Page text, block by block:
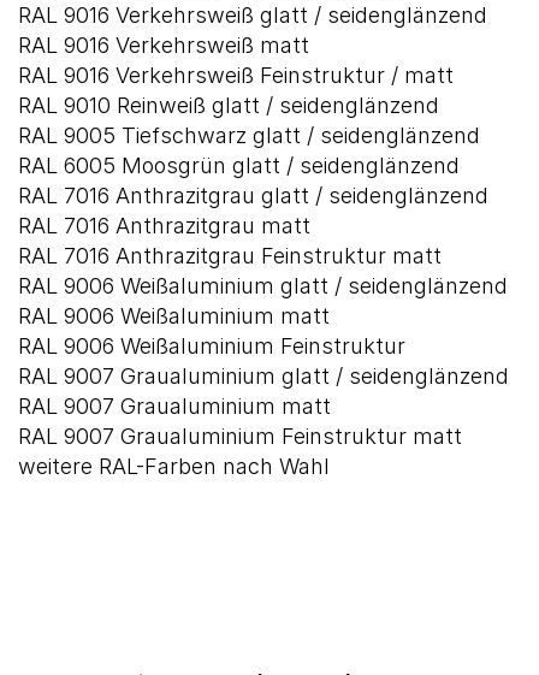
RAL 9016 Verkehrsweiß glatt / seidenglänzend
RAL 9016 Verkehrsweiß matt
RAL 9016 Verkehrsweiß Feinstruktur / matt
RAL 9010 Reinweiß glatt / seidenglänzend
RAL 9005 Tiefschwarz glatt / seidenglänzend
RAL 6005 Moosgrün glatt / seidenglänzend
RAL 7016 Anthrazitgrau glatt / seidenglänzend
RAL 7016 Anthrazitgrau matt
RAL 7016 Anthrazitgrau Feinstruktur matt
RAL 9006 Weißaluminium glatt / seidenglänzend
RAL 9006 Weißaluminium matt
RAL 9006 Weißaluminium Feinstruktur
RAL 9007 Graualuminium glatt / seidenglänzend
RAL 9007 Graualuminium matt
RAL 9007 Graualuminium Feinstruktur matt
weitere RAL-Farben nach Wahl